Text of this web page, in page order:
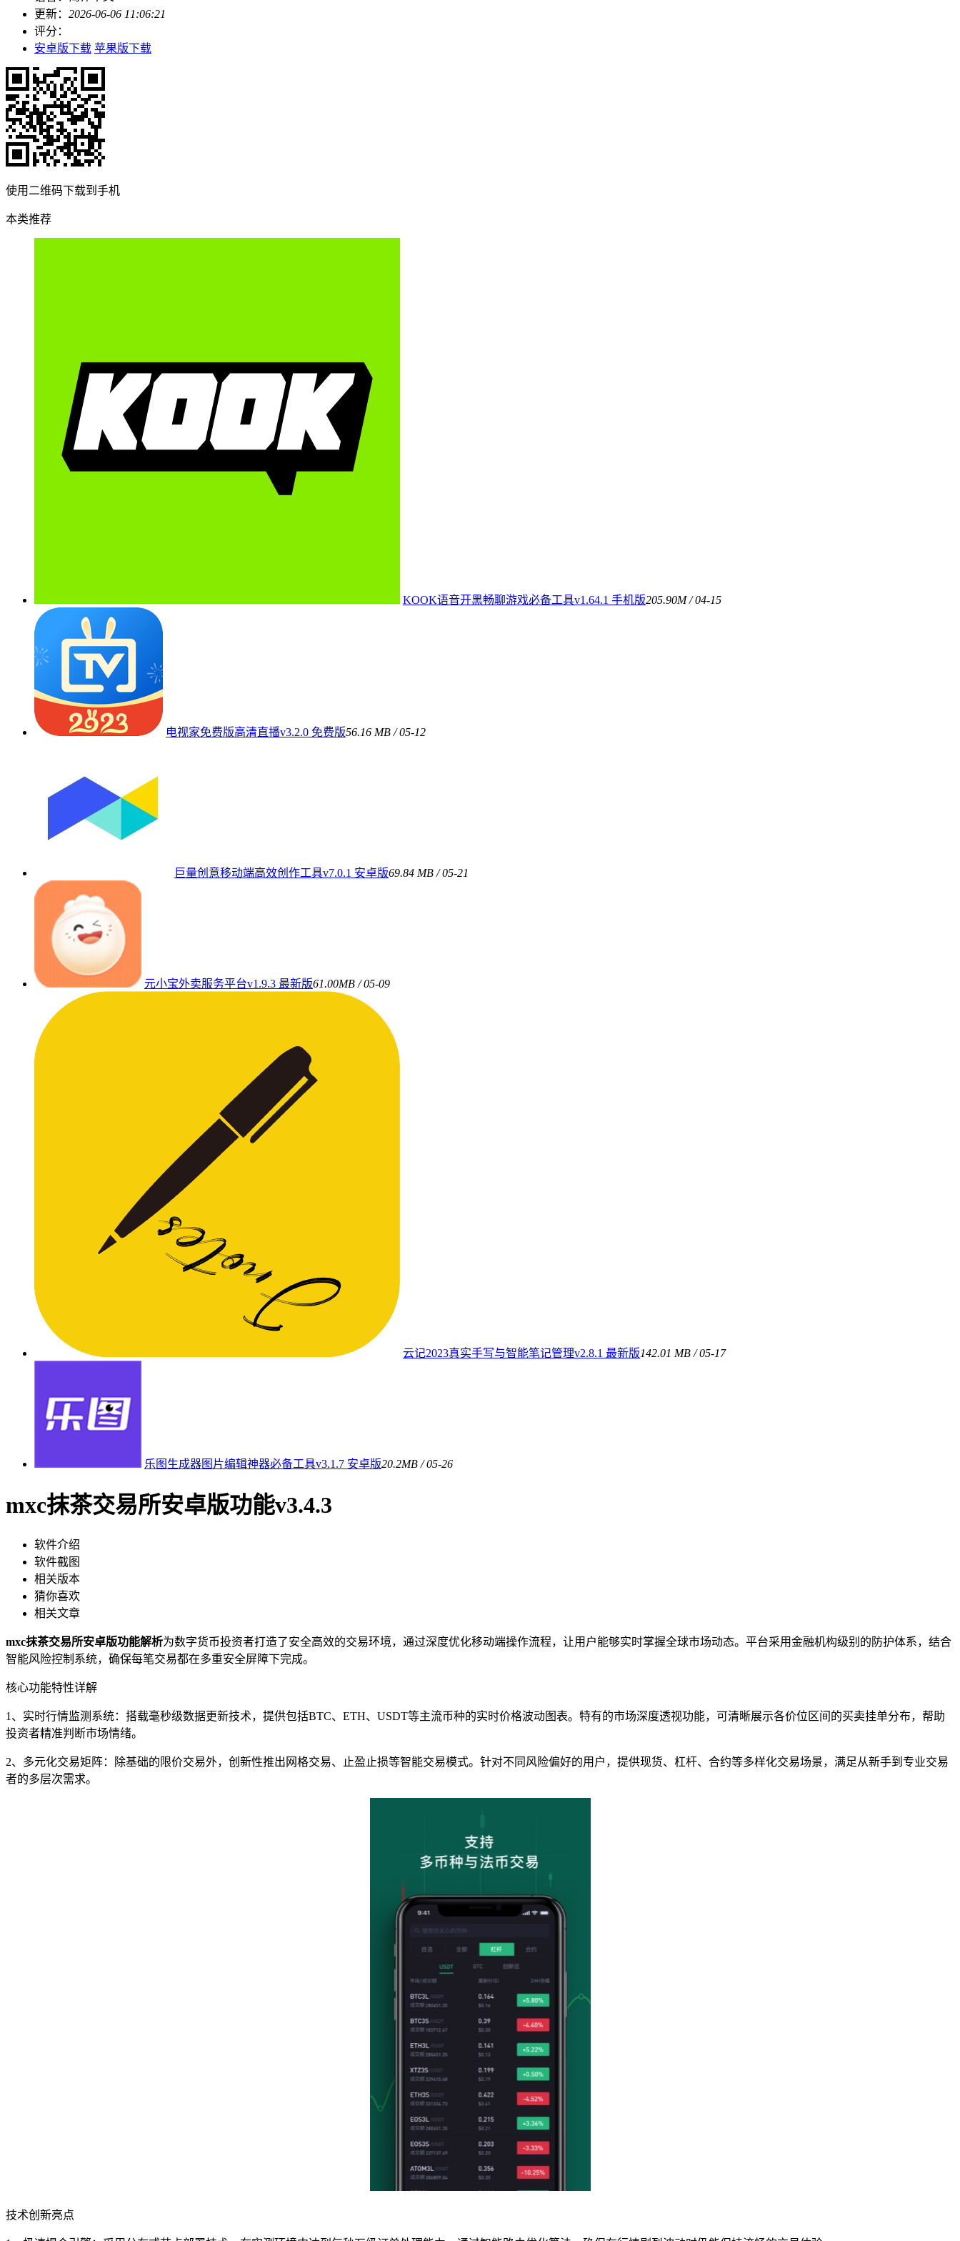
更新： 2026-06-06 11:06:21
评分：
安卓版下载 苹果版下载
使用二维码下载到手机
本类推荐
KOOK语音开黑畅聊游戏必备工具v1.64.1 手机版205.90M / 04-15
电视家免费版高清直播v3.2.0 免费版56.16 MB / 05-12
巨量创意移动端高效创作工具v7.0.1 安卓版69.84 MB / 05-21
元小宝外卖服务平台v1.9.3 最新版61.00MB / 05-09
云记2023真实手写与智能笔记管理v2.8.1 最新版142.01 MB / 05-17
乐图生成器图片编辑神器必备工具v3.1.7 安卓版20.2MB / 05-26
mxc抹茶交易所安卓版功能v3.4.3
软件介绍
软件截图
相关版本
猜你喜欢
相关文章
mxc抹茶交易所安卓版功能解析为数字货币投资者打造了安全高效的交易环境，通过深度优化移动端操作流程，让用户能够实时掌握全球市场动态。平台采用金融机构级别的防护体系，结合
智能风险控制系统，确保每笔交易都在多重安全屏障下完成。
核心功能特性详解
1、实时行情监测系统：搭载毫秒级数据更新技术，提供包括BTC、ETH、USDT等主流币种的实时价格波动图表。特有的市场深度透视功能，可清晰展示各价位区间的买卖挂单分布，帮助
投资者精准判断市场情绪。
2、多元化交易矩阵：除基础的限价交易外，创新性推出网格交易、止盈止损等智能交易模式。针对不同风险偏好的用户，提供现货、杠杆、合约等多样化交易场景，满足从新手到专业交易
者的多层次需求。
技术创新亮点